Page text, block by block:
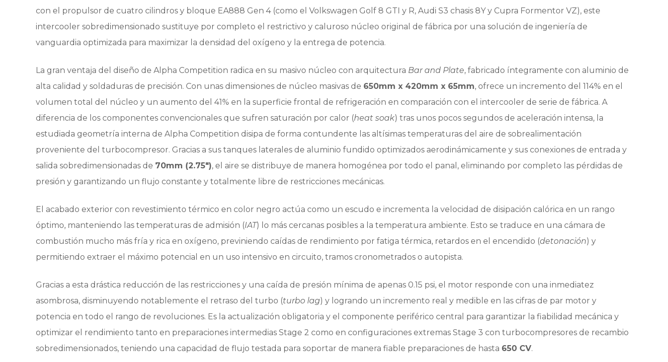
con el propulsor de cuatro cilindros y bloque EA888 Gen 4 (como el Volkswagen Golf 8 GTI y R, Audi S3 chasis 8Y y Cupra Formentor VZ), este
intercooler sobredimensionado sustituye por completo el restrictivo y caluroso núcleo original de fábrica por una solución de ingeniería de
vanguardia optimizada para maximizar la densidad del oxígeno y la entrega de potencia.
La gran ventaja del diseño de Alpha Competition radica en su masivo núcleo con arquitectura Bar and Plate, fabricado íntegramente con aluminio de
alta calidad y soldaduras de precisión. Con unas dimensiones de núcleo masivas de 650mm x 420mm x 65mm, ofrece un incremento del 114% en el
volumen total del núcleo y un aumento del 41% en la superficie frontal de refrigeración en comparación con el intercooler de serie de fábrica. A
diferencia de los componentes convencionales que sufren saturación por calor (heat soak) tras unos pocos segundos de aceleración intensa, la
estudiada geometría interna de Alpha Competition disipa de forma contundente las altísimas temperaturas del aire de sobrealimentación
proveniente del turbocompresor. Gracias a sus tanques laterales de aluminio fundido optimizados aerodinámicamente y sus conexiones de entrada y
salida sobredimensionadas de 70mm (2.75″), el aire se distribuye de manera homogénea por todo el panal, eliminando por completo las pérdidas de
presión y garantizando un flujo constante y totalmente libre de restricciones mecánicas.
El acabado exterior con revestimiento térmico en color negro actúa como un escudo e incrementa la velocidad de disipación calórica en un rango
óptimo, manteniendo las temperaturas de admisión (IAT) lo más cercanas posibles a la temperatura ambiente. Esto se traduce en una cámara de
combustión mucho más fría y rica en oxígeno, previniendo caídas de rendimiento por fatiga térmica, retardos en el encendido (detonación) y
permitiendo extraer el máximo potencial en un uso intensivo en circuito, tramos cronometrados o autopista.
Gracias a esta drástica reducción de las restricciones y una caída de presión mínima de apenas 0.15 psi, el motor responde con una inmediatez
asombrosa, disminuyendo notablemente el retraso del turbo (turbo lag) y logrando un incremento real y medible en las cifras de par motor y
potencia en todo el rango de revoluciones. Es la actualización obligatoria y el componente periférico central para garantizar la fiabilidad mecánica y
optimizar el rendimiento tanto en preparaciones intermedias Stage 2 como en configuraciones extremas Stage 3 con turbocompresores de recambio
sobredimensionados, teniendo una capacidad de flujo testada para soportar de manera fiable preparaciones de hasta 650 CV.